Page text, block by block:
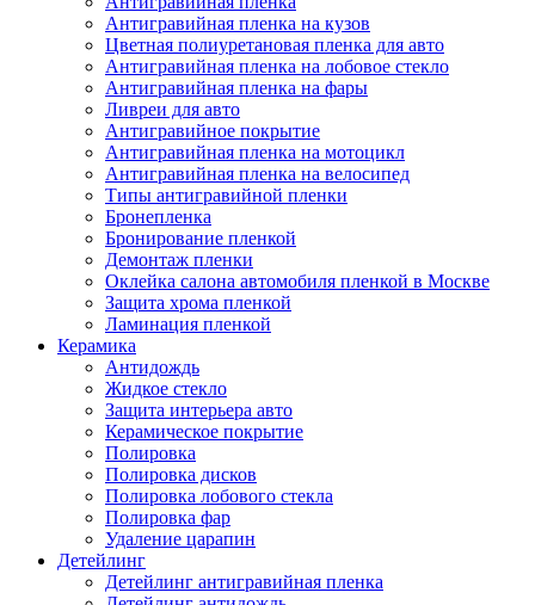
Антигравийная пленка на кузов
Цветная полиуретановая пленка для авто
Антигравийная пленка на лобовое стекло
Антигравийная пленка на фары
Ливреи для авто
Антигравийное покрытие
Антигравийная пленка на мотоцикл
Антигравийная пленка на велосипед
Типы антигравийной пленки
Бронепленка
Бронирование пленкой
Демонтаж пленки
Оклейка салона автомобиля пленкой в Москве
Защита хрома пленкой
Ламинация пленкой
Керамика
Антидождь
Жидкое стекло
Защита интерьера авто
Керамическое покрытие
Полировка
Полировка дисков
Полировка лобового стекла
Полировка фар
Удаление царапин
Детейлинг
Детейлинг антигравийная пленка